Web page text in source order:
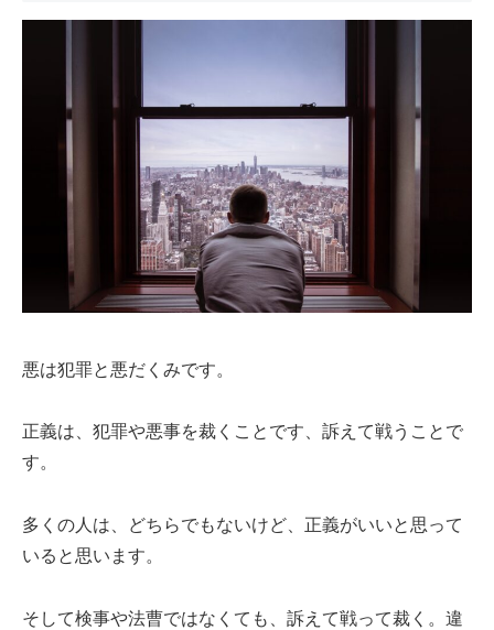
悪は犯罪と悪だくみです。
正義は、犯罪や悪事を裁くことです、訴えて戦うことで
す。
多くの人は、どちらでもないけど、正義がいいと思って
いると思います。
そして検事や法曹ではなくても、訴えて戦って裁く。違